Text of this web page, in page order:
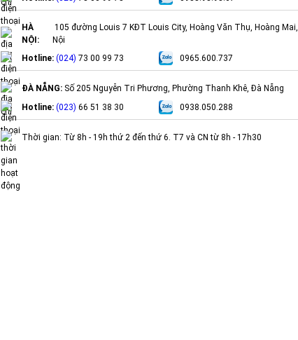
HÀ
NỘI:
105 đường Louis 7 KĐT Louis City, Hoàng Văn Thụ, Hoàng
Nội
Hotline: (024) 73 00 99 73 0965.600.737
ĐÀ NẴNG: Số 205 Nguyễn Tri Phương, Phường Thanh Khê, Đà Nẵng
Hotline: (023) 66 51 38 30 0938.050.288
Thời gian: Từ 8h - 19h thứ 2 đến thứ 6. T7 và CN từ 8h - 17h30